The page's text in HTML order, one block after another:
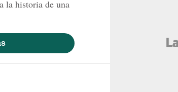
la historia de una